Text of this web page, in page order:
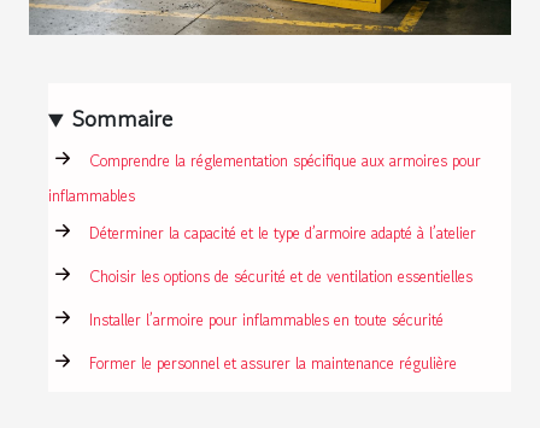
Sommaire
Comprendre la réglementation spécifique aux armoires pour
inflammables
Déterminer la capacité et le type d’armoire adapté à l’atelier
Choisir les options de sécurité et de ventilation essentielles
Installer l’armoire pour inflammables en toute sécurité
Former le personnel et assurer la maintenance régulière